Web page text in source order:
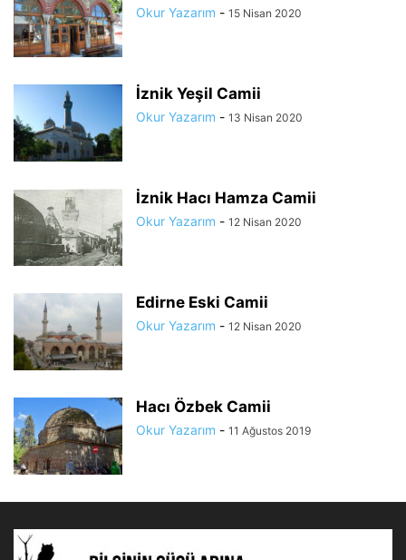
Okur Yazarım - 15 Nisan 2020
İznik Yeşil Camii
Okur Yazarım - 13 Nisan 2020
İznik Hacı Hamza Camii
Okur Yazarım - 12 Nisan 2020
Edirne Eski Camii
Okur Yazarım - 12 Nisan 2020
Hacı Özbek Camii
Okur Yazarım - 11 Ağustos 2019